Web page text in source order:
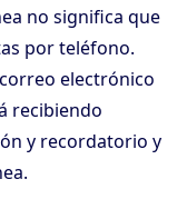
no significa que
por teléfono.
electrónico
recibiendo
y recordatorio y